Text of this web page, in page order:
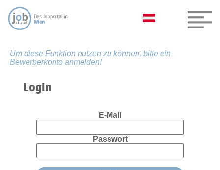
Um diese Funktion nutzen zu können, bitte ein
Bewerberkonto anmelden!
Login
E-Mail
Passwort